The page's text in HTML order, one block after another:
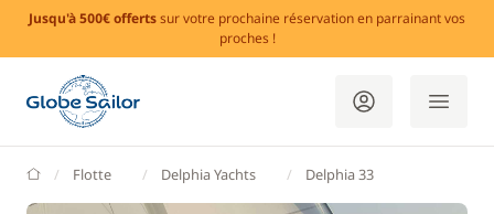
Jusqu'à 500€ offertssur votre prochaine réservation en parrainant vos
proches !
GlobeSailor
Flotte Delphia Yachts Delphia 33